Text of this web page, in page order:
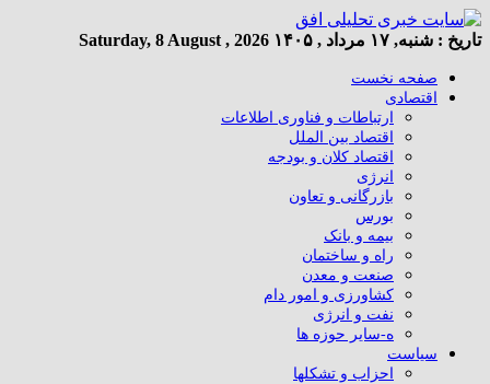
تاریخ : شنبه, ۱۷ مرداد , ۱۴۰۵ Saturday, 8 August , 2026
صفحه نخست
اقتصادی
ارتباطات و فناوری اطلاعات
اقتصاد بین الملل
اقتصاد کلان و بودجه
انرژی
بازرگانی و تعاون
بورس
بیمه و بانک
راه و ساختمان
صنعت و معدن
کشاورزی و امور دام
نفت و انرژی
ه-سایر حوزه ها
سیاست
احزاب و تشکلها